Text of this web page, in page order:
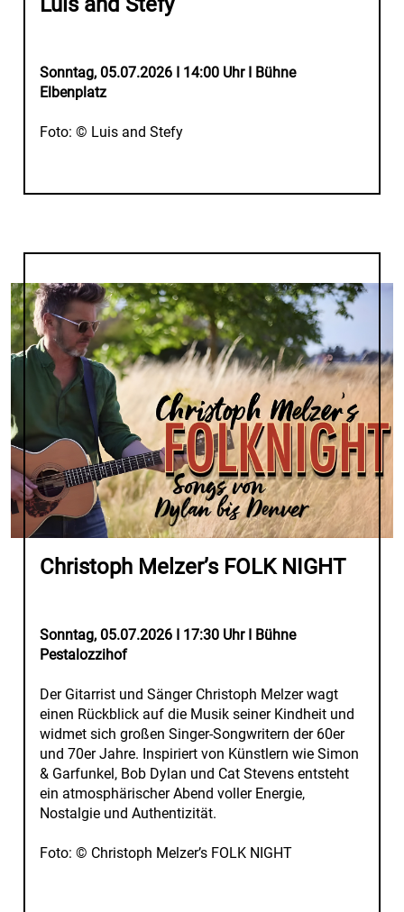
Sonntag, 05.07.2026 I 14:00 Uhr I Bühne
Elbenplatz
Foto: © Luis and Stefy
Christoph Melzer’s FOLK NIGHT
Sonntag, 05.07.2026 I 17:30 Uhr I Bühne
Pestalozzihof
Der Gitarrist und Sänger Christoph Melzer wagt
einen Rückblick auf die Musik seiner Kindheit und
widmet sich großen Singer-Songwritern der 60er
und 70er Jahre. Inspiriert von Künstlern wie Simon
& Garfunkel, Bob Dylan und Cat Stevens entsteht
ein atmosphärischer Abend voller Energie,
Nostalgie und Authentizität.
Foto: © Christoph Melzer’s FOLK NIGHT